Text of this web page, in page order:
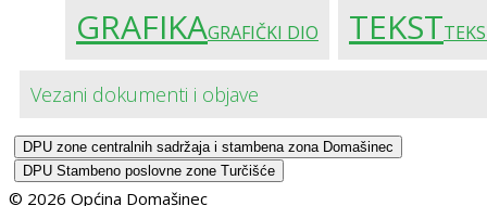
GRAFIKAGRAFIČKI DIO TEKST
Vezani dokumenti i objave
DPU zone centralnih sadržaja i stambena zona Domašinec
DPU Stambeno poslovne zone Turčišće
© 2026 Općina Domašinec